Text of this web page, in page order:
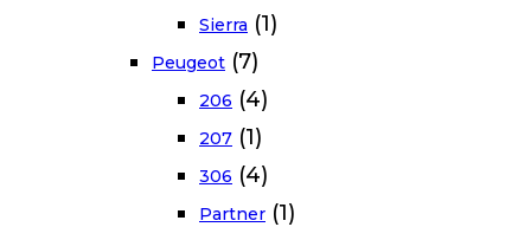
Sierra (1)
Peugeot (7)
206 (4)
207 (1)
306 (4)
Partner (1)